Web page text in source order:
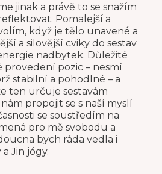
jinak a právě to se snažím
Pomalejší a
když je tělo unavené a
a silovější cviky do sestav
nadbytek. Důležité
provedení pozic – nesmí
stabilní a pohodlné – a
ten určuje sestavám
propojit se s naší myslí
se soustředím na
pro mě svobodu a
bych ráda vedla i
Jin jógy.